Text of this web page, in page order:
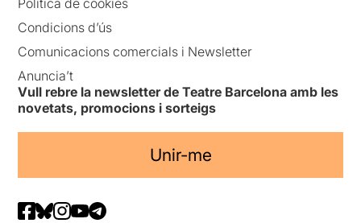
Condicions d’ús
Comunicacions comercials i Newsletter
Anuncia’t
Vull rebre la newsletter de Teatre Barcelona amb les
novetats, promocions i sorteigs
Unir-me